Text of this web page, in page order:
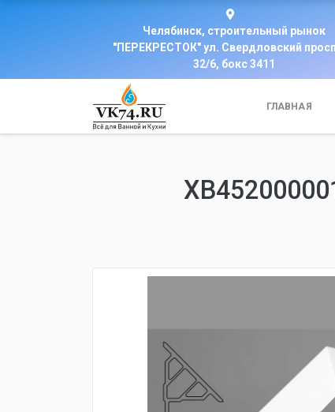
Челябинск, строительный рынок
"ПЕРЕКРЕСТОК" ул. Свердловский
32/6, бокс 3411
ГЛАВНАЯ